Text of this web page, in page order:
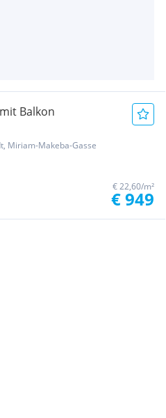
Balkon
Miriam-Makeba-Gasse
€ 22,60/m²
€ 949